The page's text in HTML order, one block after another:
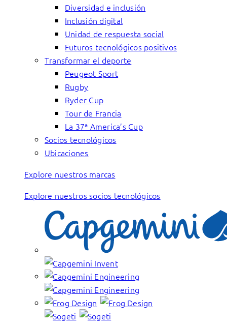
Diversidad e inclusión
Inclusión digital
Unidad de respuesta social
Futuros tecnológicos positivos
Transformar el deporte
Peugeot Sport
Rugby
Ryder Cup
Tour de Francia
La 37ª America’s Cup
Socios tecnológicos
Ubicaciones
Explore nuestros marcas
Explore nuestros socios tecnológicos